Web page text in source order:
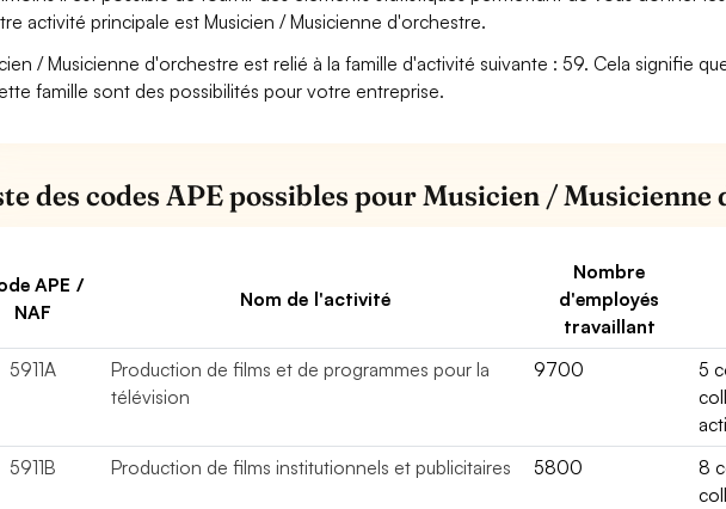
activité principale est Musicien / Musicienne d'orchestre.
/ Musicienne d'orchestre est relié à la famille d'activité suivante : 59. Cela signifie
famille sont des possibilités pour votre entreprise.
des codes APE possibles pour Musicien / Musicienne
APE /
NAF
Nom de l'activité
Nombre
d'employés
travaillant
5911A
Production de films et de programmes pour la
télévision
9700
5
5911B
Production de films institutionnels et publicitaires 5800
8